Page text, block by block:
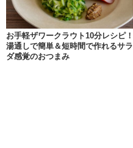
お手軽ザワークラウト10分レシピ！
湯通しで簡単＆短時間で作れるサラ
ダ感覚のおつまみ